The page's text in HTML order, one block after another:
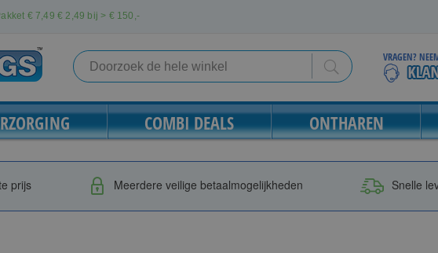
€ 7,49 € 2,49 bij > €150,-
Search
VRAGEN?
COMBI DEALS ONTHAREN
prijs Meerdere veilige betaalmogelijkheden Snelle